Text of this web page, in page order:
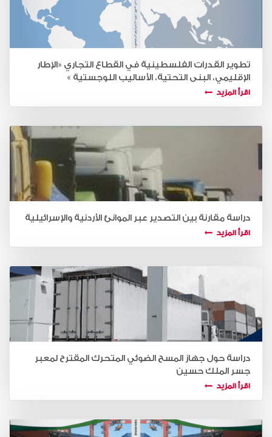
تطوير القدرات الفلسطينية في القطاع التجاري «الإطار
الإقليمي، البنى التحتية، الأساليب اللوجستية »
اقرأ المزيد
دراسة مقارنة بين التصدير عبر الموانئ الأردنية والإسرائيلية
اقرأ المزيد
دراسة حول جهاز المسح الضوئي المتحرك المقترح لمعبر
جسر الملك حسين
اقرأ المزيد